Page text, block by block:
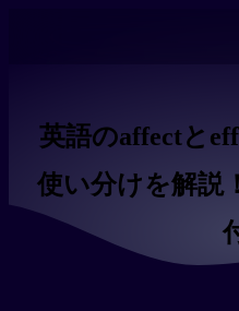
英語のaffectと
使い分けを解説